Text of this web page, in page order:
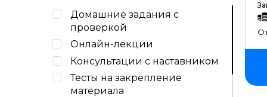
Домашние задания c
проверкой
Онлайн-лекции
Консультации с наставником
Тесты на закрепление
материала